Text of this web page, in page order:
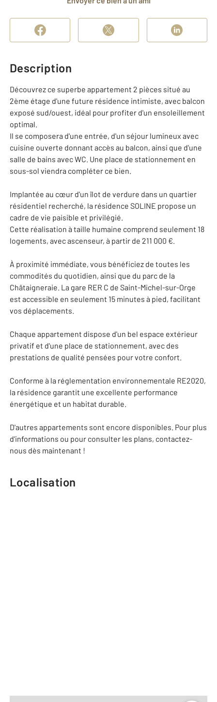
Description
Découvrez ce superbe appartement 2 pièces situé au
2ème étage d'une future résidence intimiste, avec balcon
exposé sud/ouest, idéal pour profiter d'un ensoleillement
optimal.
Il se composera d'une entrée, d'un séjour lumineux avec
cuisine ouverte donnant accès au balcon, ainsi que d'une
salle de bains avec WC. Une place de stationnement en
sous-sol viendra compléter ce bien.
Implantée au cœur d'un îlot de verdure dans un quartier
résidentiel recherché, la résidence SOLINE propose un
cadre de vie paisible et privilégié.
Cette réalisation à taille humaine comprend seulement 18
logements, avec ascenseur, à partir de 211 000 €.
À proximité immédiate, vous bénéficiez de toutes les
commodités du quotidien, ainsi que du parc de la
Châtaigneraie. La gare RER C de Saint-Michel-sur-Orge
est accessible en seulement 15 minutes à pied, facilitant
vos déplacements.
Chaque appartement dispose d'un bel espace extérieur
privatif et d'une place de stationnement, avec des
prestations de qualité pensées pour votre confort.
Conforme à la réglementation environnementale RE2020,
la résidence garantit une excellente performance
énergétique et un habitat durable.
D'autres appartements sont encore disponibles. Pour plus
d'informations ou pour consulter les plans, contactez-
nous dès maintenant !
Localisation